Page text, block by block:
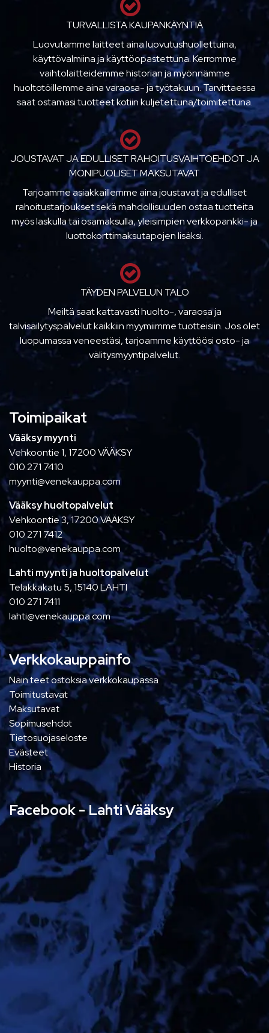
TURVALLISTA KAUPANKÄYNTIÄ
Luovutamme laitteet aina luovutushuollettuina,
käyttövalmiina ja käyttöopastettuna. Kerromme
vaihtolaitteidemme historian ja myönnämme
huoltotöillemme aina varaosa- ja työtakuun. Tarvittaessa
saat ostamasi tuotteet kotiin kuljetettuna/toimitettuna.
JOUSTAVAT JA EDULLISET RAHOITUSVAIHTOEHDOT JA
MONIPUOLISET MAKSUTAVAT
Tarjoamme asiakkaillemme aina joustavat ja edulliset
rahoitustarjoukset sekä mahdollisuuden ostaa tuotteita
myös laskulla tai osamaksulla, yleisimpien verkkopankki- ja
luottokorttimaksutapojen lisäksi.
TÄYDEN PALVELUN TALO
Meiltä saat kattavasti huolto-, varaosa ja
talvisäilytyspalvelut kaikkiin myymiimme tuotteisiin. Jos olet
luopumassa veneestäsi, tarjoamme käyttöösi osto- ja
välitysmyyntipalvelut.
Toimipaikat
Vääksy myynti
Vehkoontie 1, 17200 VÄÄKSY
010 271 7410
myynti@venekauppa.com
Vääksy huoltopalvelut
Vehkoontie 3, 17200 VÄÄKSY
010 271 7412
huolto@venekauppa.com
Lahti myynti ja huoltopalvelut
Telakkakatu 5, 15140 LAHTI
010 271 7411
lahti@venekauppa.com
Verkkokauppainfo
Näin teet ostoksia verkkokaupassa
Toimitustavat
Maksutavat
Sopimusehdot
Tietosuojaseloste
Evästeet
Historia
Facebook - Lahti Vääksy